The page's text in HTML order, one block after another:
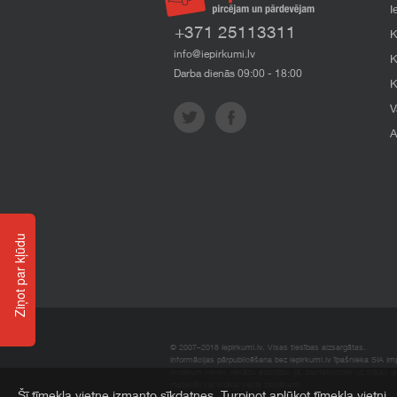
+371 25113311
info@iepirkumi.lv
Darba dienās 09:00 - 18:00
© 2007–2018 Iepirkumi.lv. Visas tiesības aizsargātas.
Informācijas pārpublicēšana bez iepirkumi.lv īpašnieka SIA
Ziņot par kļūdu